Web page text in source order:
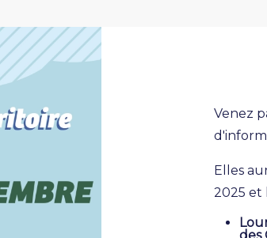
Venez
Elles
2025 et